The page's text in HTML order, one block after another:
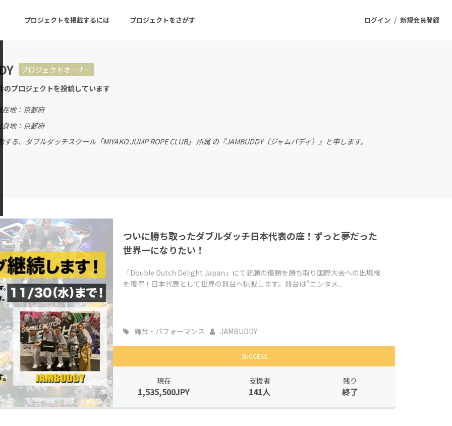
ログイン / 新規会員登録
プロジェクトを掲載するには プロジェクトをさがす
ーン 注目の新着プロジェクト
音楽
ゲーム・サービス開発
フード・飲食店
ファッション
CAMPFIRE for Social Good
CAMPFIRE Creation
CAMPFIREふるさと納税
machi-ya コミュニティ
プロジェクトオーナー
のプロジェクトを投稿しています
在地：京都府
身地：京都府
る、ダブルダッチスクール「MIYAKO JUMP ROPE CLUB」 所属 の『JAMBUDDY（ジャムバディ）』と申します。
ついに勝ち取ったダブルダッチ日本代表の座！ずっと夢だった
世界一になりたい！
「Double Dutch Delight Japan」にて悲願の優勝を勝ち取り国際大会への出場権
を獲得！日本代表として世界の舞台へ挑戦します。舞台は"エンタメ...
舞台・パフォーマンス JAMBUDDY
SUCCESS
現在
1,535,500JPY
支援者
141人
残り
終了